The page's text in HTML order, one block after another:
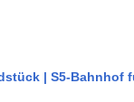
| S5-Bahnhof